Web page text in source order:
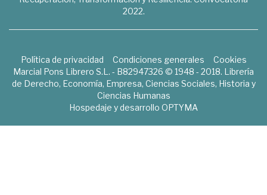
2022.
Política de privacidad Condiciones generales
Cookies
Marcial Pons Librero S.L. - B82947326 © 1948 - 2018. Librería
de Derecho, Economía, Empresa, Ciencias Sociales, Historia y
Ciencias Humanas
Hospedaje y desarrollo OPTYMA